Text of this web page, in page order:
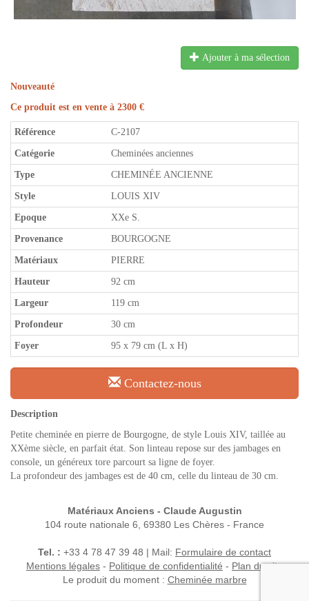
Ajouter à ma sélection
Nouveauté
Ce produit est en vente à 2300 €
Référence C-2107
Catégorie Cheminées anciennes
Type CHEMINÉE ANCIENNE
Style LOUIS XIV
Epoque XXe S.
Provenance BOURGOGNE
Matériaux PIERRE
Hauteur 92 cm
Largeur 119 cm
Profondeur 30 cm
Foyer 95 x 79 cm (L x H)
Contactez-nous
Description
Petite cheminée en pierre de Bourgogne, de style Louis XIV, taillée au
XXème siècle, en parfait état. Son linteau repose sur des jambages en
console, un généreux tore parcourt sa ligne de foyer.
La profondeur des jambages est de 40 cm, celle du linteau de 30 cm.
Matériaux Anciens - Claude Augustin
104 route nationale 6, 69380 Les Chères - France
Tel. : +33 4 78 47 39 48 | Mail: Formulaire de contact
Mentions légales - Politique de confidentialité - Plan du site
Le produit du moment : Cheminée marbre